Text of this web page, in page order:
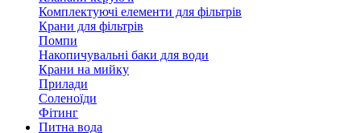
Комплектуючі елементи для фільтрів
Крани для фільтрів
Помпи
Накопичувальні баки для води
Крани на мийку
Прилади
Соленоїди
Фітинг
Питна вода